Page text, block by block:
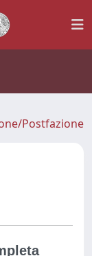
Postfazione